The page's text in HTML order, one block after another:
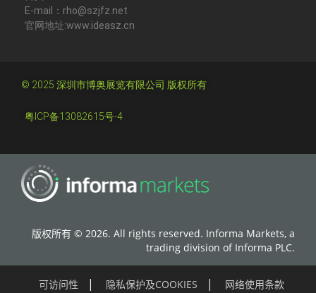
E-mail：rho@szjfz.net
官网地址:www.ideasz.cn
© 2025 深圳市博奥展览有限公司 版权所有
粤ICP备13082615号-4
版权所有 © 2026. All rights reserved. Informa Markets, a
trading division of Informa PLC.
可访问性 隐私保护及COOKIES
网络使用条款